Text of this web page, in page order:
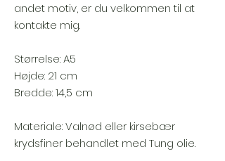
andet motiv, er du velkommen til at
kontakte mig.
Størrelse: A5
Højde: 21 cm
Bredde: 14,5 cm
Materiale: Valnød eller kirsebær
krydsfiner behandlet med Tung olie.